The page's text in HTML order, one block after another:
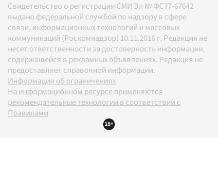
Свидетельство о регистрации СМИ Эл № ФС77-67642
выдано федеральной службой по надзору в сфере
связи, информационных технологий и массовых
коммуникаций (Роскомнадзор) 10.11.2016 г. Редакция не
несет ответственности за достоверность информации,
содержащейся в рекламных объявлениях. Редакция не
предоставляет справочной информации.
Информация об ограничениях
На информационном ресурсе применяются
рекомендательные технологии в соответствии с
Правилами
18+